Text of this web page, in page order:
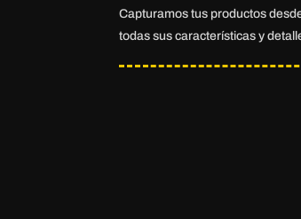
Capturamos tus productos
todas sus características y